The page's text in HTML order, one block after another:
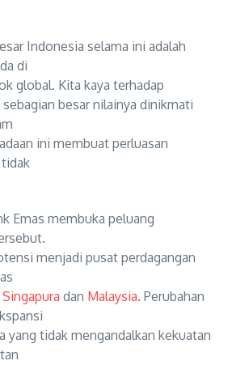
Indonesia selama ini adalah
di
global. Kita kaya terhadap
besar nilainya dinikmati
ini membuat perluasan
Emas membuka peluang
menjadi pusat perdagangan
Singapura dan Malaysia. Perubahan
tidak mengandalkan kekuatan